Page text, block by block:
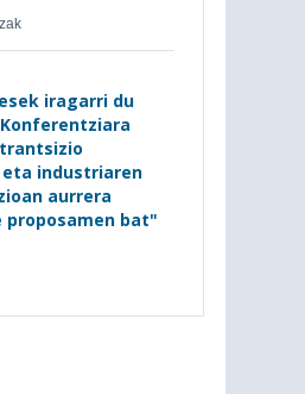
iragarri du
industriaren
aurrera
bat"